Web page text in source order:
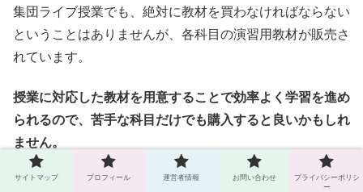
集団ライブ授業でも、絶対に教材を買わなければならない
ということはありませんが、 各科目の演習用教材が販売さ
れています。
授業に対応した教材を用意することで効率よく学習を進め
られるので、苦手な科目だけでも購入すると良いかもしれ
ません。
演習用教材も、書店やインターネットから1,000円～2,000
サイトマップ プロフィール 運営者情報 お問い合わせ
プライバシーポリシ
ー